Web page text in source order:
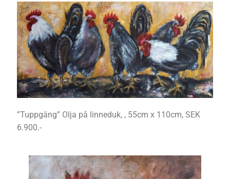
”Tuppgäng” Olja på linneduk, , 55cm x 110cm, SEK
6.900.-